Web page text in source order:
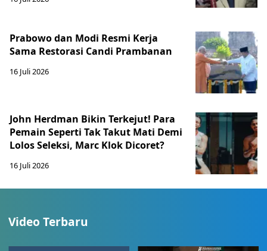
Prabowo dan Modi Resmi Kerja
Sama Restorasi Candi Prambanan
16 Juli 2026
John Herdman Bikin Terkejut! Para
Pemain Seperti Tak Takut Mati Demi
Lolos Seleksi, Marc Klok Dicoret?
16 Juli 2026
Video Terbaru